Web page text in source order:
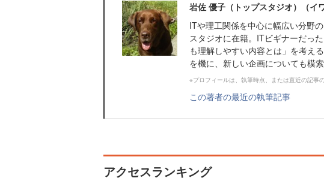
岩佐 優子（トップスタジオ）（イ
ITや理工関係を中心に幅広い分野
スタジオに在籍。ITビギナーだっ
も理解しやすい内容とは」を考え
を機に、新しい企画についても模索
※プロフィールは、執筆時点、または直近の記事
この著者の最近の執筆記事
アクセスランキング